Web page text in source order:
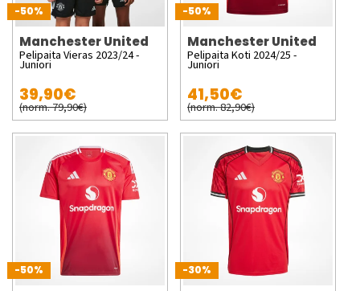
-50%
Manchester United
Pelipaita Vieras 2023/24 -
Juniori
39,90€
(norm. 79,90€)
-50%
Manchester United
Pelipaita Koti 2024/25 -
Juniori
41,50€
(norm. 82,90€)
-50% -30%